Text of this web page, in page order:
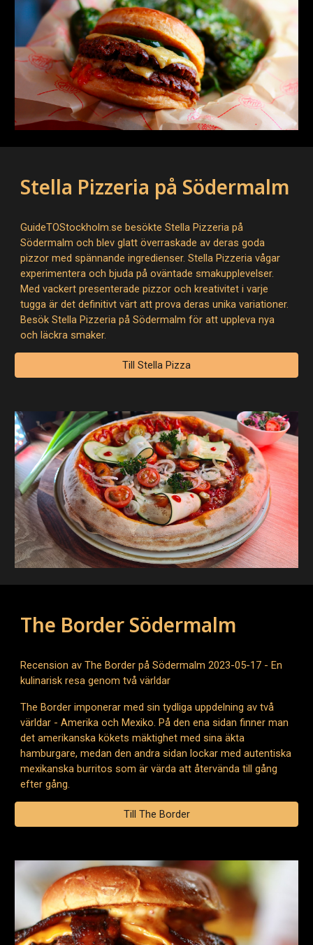
Stella Pizzeria på Södermalm
GuideTOStockholm.se besökte Stella Pizzeria på
Södermalm och blev glatt överraskade av deras goda
pizzor med spännande ingredienser. Stella Pizzeria vågar
experimentera och bjuda på oväntade smakupplevelser.
Med vackert presenterade pizzor och kreativitet i varje
tugga är det definitivt värt att prova deras unika variationer.
Besök Stella Pizzeria på Södermalm för att uppleva nya
och läckra smaker.
Till Stella Pizza
The Border Södermalm
Recension av The Border på Södermalm 2023-05-17 - En
kulinarisk resa genom två världar
The Border imponerar med sin tydliga uppdelning av två
världar - Amerika och Mexiko. På den ena sidan finner man
det amerikanska kökets mäktighet med sina äkta
hamburgare, medan den andra sidan lockar med autentiska
mexikanska burritos som är värda att återvända till gång
efter gång.
Till The Border